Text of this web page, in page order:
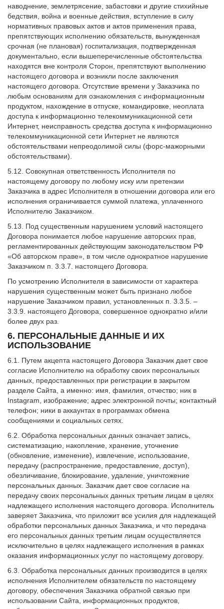
наводнение, землетрясение, забастовки и другие стихийные
бедствия, война и военные действия, вступление в силу
нормативных правовых актов и актов применения права,
препятствующих исполнению обязательств, вынужденная
срочная (не плановая) госпитализация, подтвержденная
документально, если вышеперечисленные обстоятельства
находятся вне контроля Сторон, препятствуют выполнению
настоящего договора и возникли после заключения
настоящего договора. Отсутствие времени у Заказчика по
любым основаниям для ознакомления с информационным
продуктом, нахождение в отпуске, командировке, неоплата
доступа к информационно телекоммуникационной сети
Интернет, неисправность средства доступа к информационно
телекоммуникационной сети Интернет не являются
обстоятельствами непреодолимой силы (форс-мажорными
обстоятельствами).
5.12. Совокупная ответственность Исполнителя по
настоящему договору по любому иску или претензии
Заказчика в адрес Исполнителя в отношении договора или его
исполнения ограничивается суммой платежа, уплаченного
Исполнителю Заказчиком.
5.13. Под существенным нарушением условий настоящего
Договора понимается любое нарушение авторских прав,
регламентированных действующим законодательством РФ
«Об авторском праве», в том числе однократное нарушение
Заказчиком п. 3.3.7. настоящего Договора.
По усмотрению Исполнителя в зависимости от характера
нарушения существенным может быть признано любое
нарушение Заказчиком правил, установленных п. 3.3.5. –
3.3.9. настоящего Договора, совершенное однократно и/или
более двух раз.
6. ПЕРСОНАЛЬНЫЕ ДАННЫЕ И ИХ
ИСПОЛЬЗОВАНИЕ
6.1. Путем акцепта настоящего Договора Заказчик дает свое
согласие Исполнителю на обработку своих персональных
данных, предоставленных при регистрации в закрытом
разделе Сайта, а именно: имя, фамилия, отчество; ник в
Instagram, изображение; адрес электронной почты; контактный
телефон; ники в аккаунтах в программах обмена
сообщениями и социальных сетях.
6.2. Обработка персональных данных означает запись,
систематизацию, накопление, хранение, уточнение
(обновление, изменение), извлечение, использование,
передачу (распространение, предоставление, доступ),
обезличивание, блокирование, удаление, уничтожение
персональных данных. Заказчик дает свое согласие на
передачу своих персональных данных третьим лицам в целях
надлежащего исполнения настоящего договора. Исполнитель
заверяет Заказчика, что приложит все усилия для надлежащей
обработки персональных данных Заказчика, и что передача
его персональных данных третьим лицам осуществляется
исключительно в целях надлежащего исполнения в рамках
оказания информационных услуг по настоящему договору.
6.3. Обработка персональных данных производится в целях
исполнения Исполнителем обязательств по настоящему
договору, обеспечения Заказчика обратной связью при
использовании Сайта, информационных продуктов,